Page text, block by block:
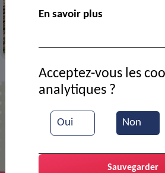
> Actualités > L’arboretum
L’arboretum
En savoir plus
Oui Non
Acceptez-vous les
analytiques ?
Sauvegarder